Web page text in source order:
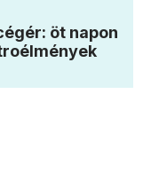
öt napon